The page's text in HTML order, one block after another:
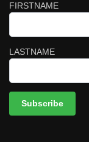
FIRSTNAME
LASTNAME